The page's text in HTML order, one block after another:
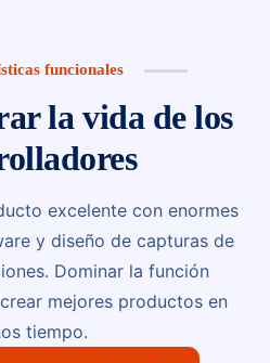
funcionales
la vida de los
excelente con enormes
y diseño de capturas de
Dominar la función
mejores productos en
tiempo.